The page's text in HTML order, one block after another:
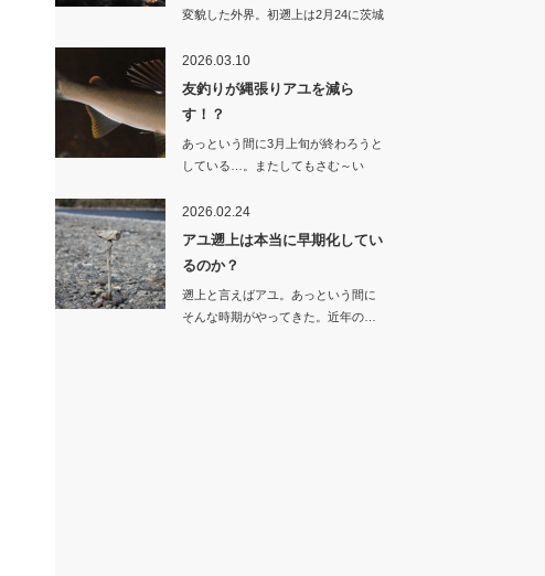
変貌した外界。初遡上は2月24に茨城
2026.03.10
友釣りが縄張りアユを減ら
す！？
あっという間に3月上旬が終わろうと
している…。またしてもさむ～い
2026.02.24
アユ遡上は本当に早期化してい
るのか？
遡上と言えばアユ。あっという間に
そんな時期がやってきた。近年の…